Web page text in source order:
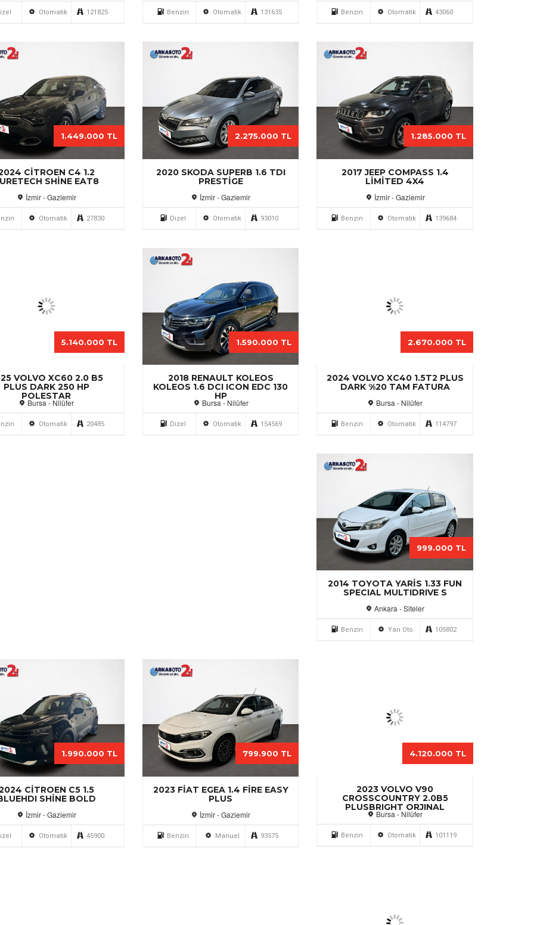
Otomatik 121825 Benzin Otomatik 131635 Benzin Otomatik 43060
CITROEN C4 1.2
SHINE EAT8
İzmir - Gaziemir
1.449.000 TL
Otomatik 27830
2020 SKODA SUPERB 1.6 TDI
PRESTIGE
İzmir - Gaziemir
2.275.000 TL
Dizel Otomatik 93010
2017 JEEP COMPASS 1.4
LIMITED 4X4
İzmir - Gaziemir
1.285.000 TL
Benzin Otomatik 139684
VOLVO XC60 2.0 B5
PLUS DARK 250 HP
POLESTAR
Bursa - Nilüfer
5.140.000 TL
Otomatik 20485
2018 RENAULT KOLEOS
KOLEOS 1.6 DCI ICON EDC 130
HP
Bursa - Nilüfer
1.590.000 TL
Dizel Otomatik 154569
2024 VOLVO XC40 1.5T2 PLUS
DARK %20 TAM FATURA
Bursa - Nilüfer
2.670.000 TL
Benzin Otomatik 114797
2023 FIAT EGEA 1.4 FIRE EASY
PLUS
İzmir - Gaziemir
799.900 TL
Benzin Manuel 93575
2023 VOLVO V90
2.0B5
Bursa - Nilüfer
4.120.000 TL
Otomatik 101119
2023 VOLKSWAGEN
MULTIVAN 1.4 HYBRID STYLE
İzmir - Gaziemir
3.990.000 TL
Hybrid Otomatik 6450
2022 FORD TOURNEO
CUSTOM 2.0 ECOBLUE 320 L
TITANIUM
İzmir - Gaziemir
1.850.000 TL
Dizel Otomatik 24177